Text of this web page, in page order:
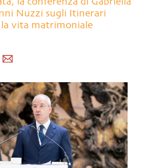
Nuzzi sugli Itinerari
vita matrimoniale